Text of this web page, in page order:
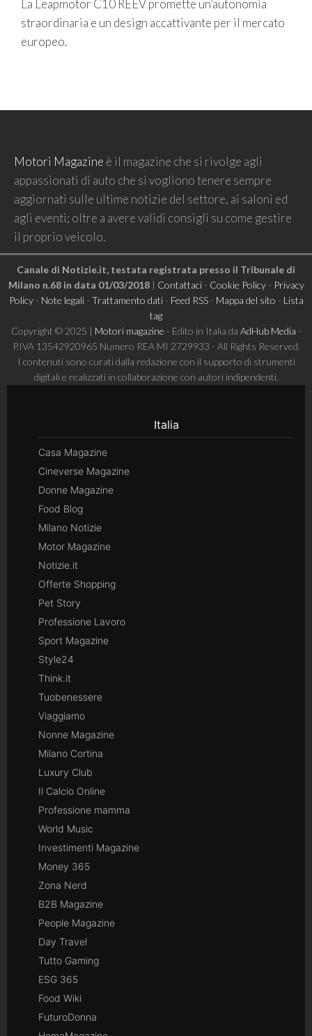
La Leapmotor C10 REEV promette un’autonomia
straordinaria e un design accattivante per il mercato
europeo.
Motori Magazine è il magazine che si rivolge agli
appassionati di auto che si vogliono tenere sempre
aggiornati sulle ultime notizie del settore, ai saloni ed
agli eventi; oltre a avere validi consigli su come gestire
il proprio veicolo.
Canale di Notizie.it, testata registrata presso il Tribunale di
Milano n.68 in data 01/03/2018| Contattaci- Cookie Policy- Privacy
Policy- Note legali- Trattamento dati- Feed RSS- Mappa del sito - Lista
tag
Copyright © 2025 | Motori magazine - Edito in Italia da AdHub Media -
P.IVA 13542920965 Numero REA MI 2729933 - All Rights Reserved.
I contenuti sono curati dalla redazione con il supporto di strumenti
digitali e realizzati in collaborazione con autori indipendenti.
Italia
Casa Magazine
Cineverse Magazine
Donne Magazine
Food Blog
Milano Notizie
Motor Magazine
Notizie.it
Offerte Shopping
Pet Story
Professione Lavoro
Sport Magazine
Style24
Think.it
Tuobenessere
Viaggiamo
Nonne Magazine
Milano Cortina
Luxury Club
Il Calcio Online
Professione mamma
World Music
Investimenti Magazine
Money 365
Zona Nerd
B2B Magazine
People Magazine
Day Travel
Tutto Gaming
ESG 365
Food Wiki
FuturoDonna